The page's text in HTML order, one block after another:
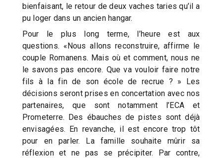
bienfaisant, le retour de deux vaches taries qu’il a
pu loger dans un ancien hangar.
Pour le plus long terme, l’heure est aux
questions. «Nous allons reconstruire, affirme le
couple Romanens. Mais où et comment, nous ne
le savons pas encore. Que va vouloir faire notre
fils à la fin de son école de recrue ? » Les
décisions seront prises en concertation avec nos
partenaires, que sont notamment l’ECA et
Prometerre. Des ébauches de pistes sont déjà
envisagées. En revanche, il est encore trop tôt
pour en parler. La famille souhaite mûrir sa
réflexion et ne pas se précipiter. Par contre,